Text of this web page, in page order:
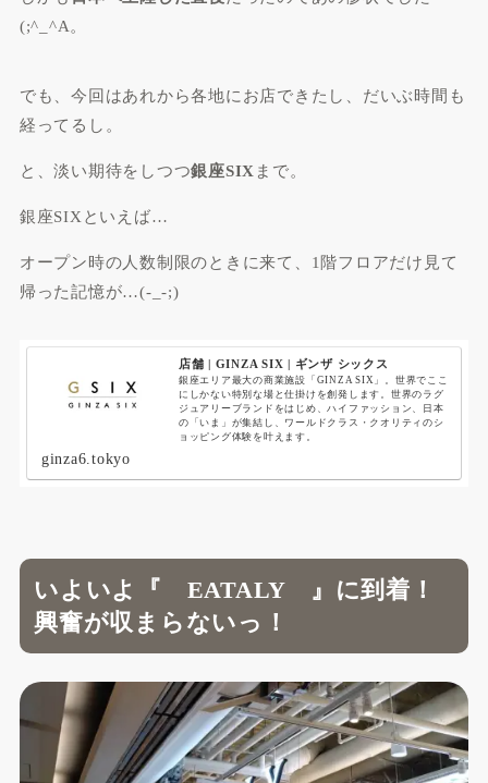
(;^_^A。
でも、今回はあれから各地にお店できたし、だいぶ時間も
経ってるし。
と、淡い期待をしつつ銀座SIX まで。
銀座SIXといえば…
オープン時の人数制限のときに来て、1階フロアだけ見て
帰った記憶が…(-_-;)
店舗 | GINZA SIX | ギンザ シックス
銀座エリア最大の商業施設「GINZA SIX」。世界でここ
にしかない特別な場と仕掛けを創発します。世界のラグ
ジュアリーブランドをはじめ、ハイファッション、日本
の「いま」が集結し、ワールドクラス・クオリティのシ
ョッピング体験を叶えます。
ginza6.tokyo
いよいよ『 EATALY 』に到着！
興奮が収まらないっ！